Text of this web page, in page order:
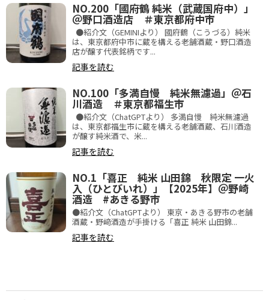
NO.200「國府鶴 純米（武蔵国府中）」
＠野口酒造店 ＃東京都府中市
●紹介文（GEMINIより） 國府鶴（こうづる）純米
は、東京都府中市に蔵を構える老舗酒蔵・野口酒造
店が醸す代表銘柄です...
記事を読む
NO.100「多満自慢 純米無濾過」＠石
川酒造 ＃東京都福生市
●紹介文（ChatGPTより） 多満自慢 純米無濾過
は、東京都福生市に蔵を構える老舗酒蔵、石川酒造
が醸す純米酒で、米...
記事を読む
NO.1「喜正 純米 山田錦 秋限定 一火
入（ひとびいれ）」【2025年】＠野崎
酒造 #あきる野市
●紹介文（ChatGPTより） 東京・あきる野市の老舗
酒蔵・野﨑酒造が手掛ける「喜正 純米 山田錦...
記事を読む